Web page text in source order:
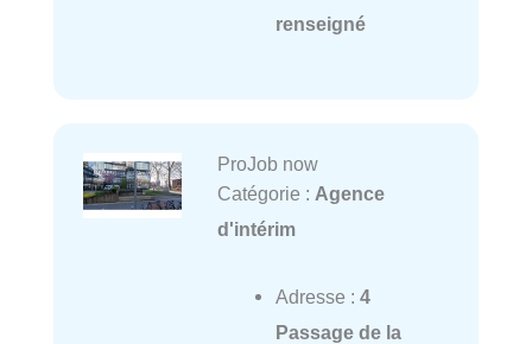
renseigné
ProJob now
Catégorie : Agence
d'intérim
Adresse : 4
Passage de la